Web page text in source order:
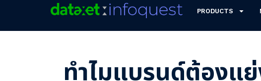
PRODUCTS
ทำไมแบรนด์ต้องแ